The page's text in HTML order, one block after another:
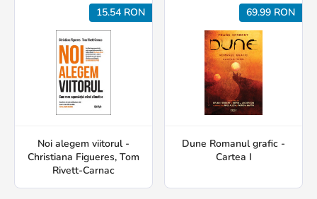
15.54 RON
Noi alegem viitorul -
Christiana Figueres, Tom
Rivett-Carnac
69.99 RON
Dune Romanul grafic -
Cartea I